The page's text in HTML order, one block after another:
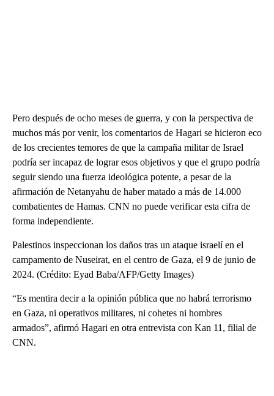
Pero después de ocho meses de guerra, y con la perspectiva de
muchos más por venir, los comentarios de Hagari se hicieron eco
de los crecientes temores de que la campaña militar de Israel
podría ser incapaz de lograr esos objetivos y que el grupo podría
seguir siendo una fuerza ideológica potente, a pesar de la
afirmación de Netanyahu de haber matado a más de 14.000
combatientes de Hamas. CNN no puede verificar esta cifra de
forma independiente.
Palestinos inspeccionan los daños tras un ataque israelí en el
campamento de Nuseirat, en el centro de Gaza, el 9 de junio de
2024. (Crédito: Eyad Baba/AFP/Getty Images)
“Es mentira decir a la opinión pública que no habrá terrorismo
en Gaza, ni operativos militares, ni cohetes ni hombres
armados”, afirmó Hagari en otra entrevista con Kan 11, filial de
CNN.